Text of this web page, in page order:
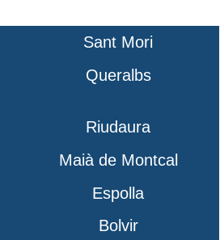
Sant Mori
Queralbs
Riudaura
Maià de Montcal
Espolla
Bolvir